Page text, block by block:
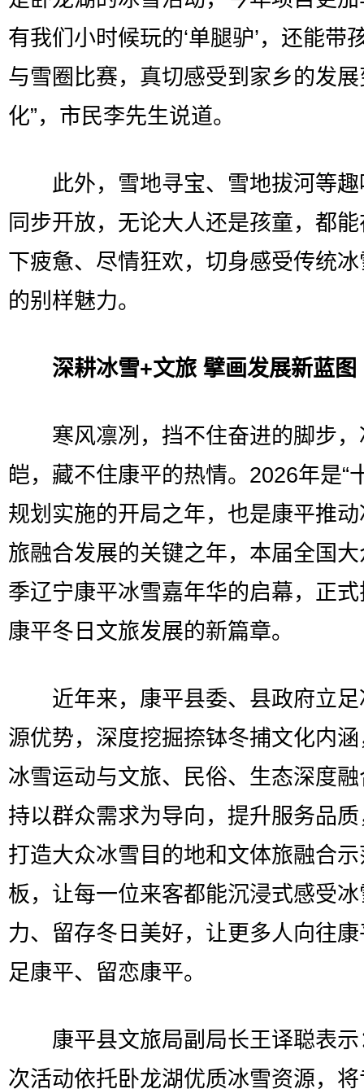
有我们小时候玩的‘单腿驴’，还能带
与雪圈比赛，真切感受到家乡的发展
化”，市民李先生说道。
此外，雪地寻宝、雪地拔河等趣
同步开放，无论大人还是孩童，都
下疲惫、尽情狂欢，切身感受传统
的别样魅力。
深耕冰雪+文旅 擘画发展新蓝图
寒风凛冽，挡不住奋进的脚步，
皑，藏不住康平的热情。2026年是“
规划实施的开局之年，也是康平推
旅融合发展的关键之年，本届全国
季辽宁康平冰雪嘉年华的启幕，正
康平冬日文旅发展的新篇章。
近年来，康平县委、县政府立足
源优势，深度挖掘捺钵冬捕文化内
冰雪运动与文旅、民俗、生态深度
持以群众需求为导向，提升服务品
打造大众冰雪目的地和文体旅融合
板，让每一位来客都能沉浸式感受
力、留存冬日美好，让更多人向往
足康平、留恋康平。
康平县文旅局副局长王译聪表示
次活动依托卧龙湖优质冰雪资源，